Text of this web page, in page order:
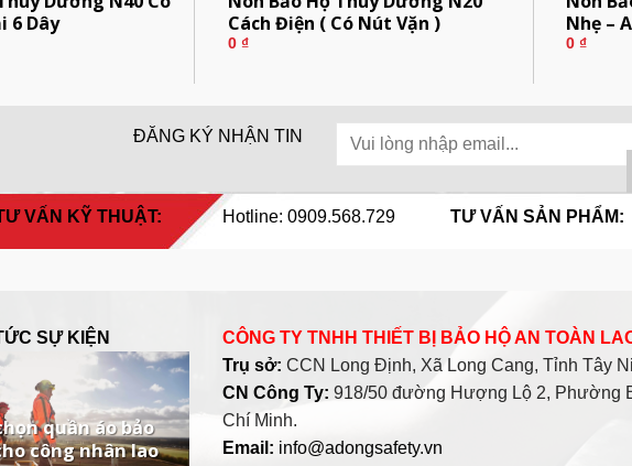
6 Dây
Cách Điện ( Có Nút Vặn )
0 ₫
Nhẹ –
0₫
ĐĂNG KÝ NHẬN TIN
VẤN KỸ THUẬT: Hotline: 0909.568.729 TƯ VẤN SẢN PHẨM:
SỰ KIỆN
quần áo bảo
công nhân lao
CÔNG TY TNHH THIẾT BỊ BẢO HỘ AN TOÀN
Trụ sở: CCN Long Định, Xã Long Cang, Tỉnh Tây
CN Công Ty: 918/50 đường Hượng Lộ 2, Phường
Chí Minh.
Email: info@adongsafety.vn